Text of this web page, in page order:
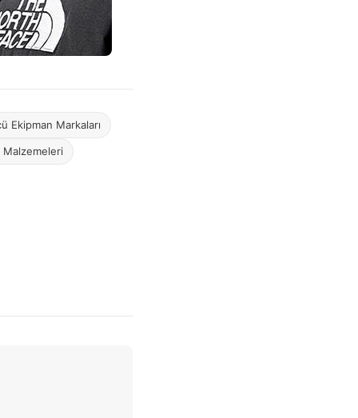
Ekipman Markaları
Malzemeleri